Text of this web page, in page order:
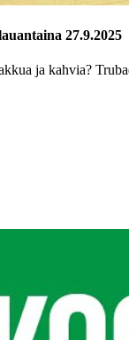
27.9.2025
ja kahvia?